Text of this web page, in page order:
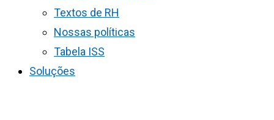
Textos de RH
Nossas políticas
Tabela ISS
Soluções